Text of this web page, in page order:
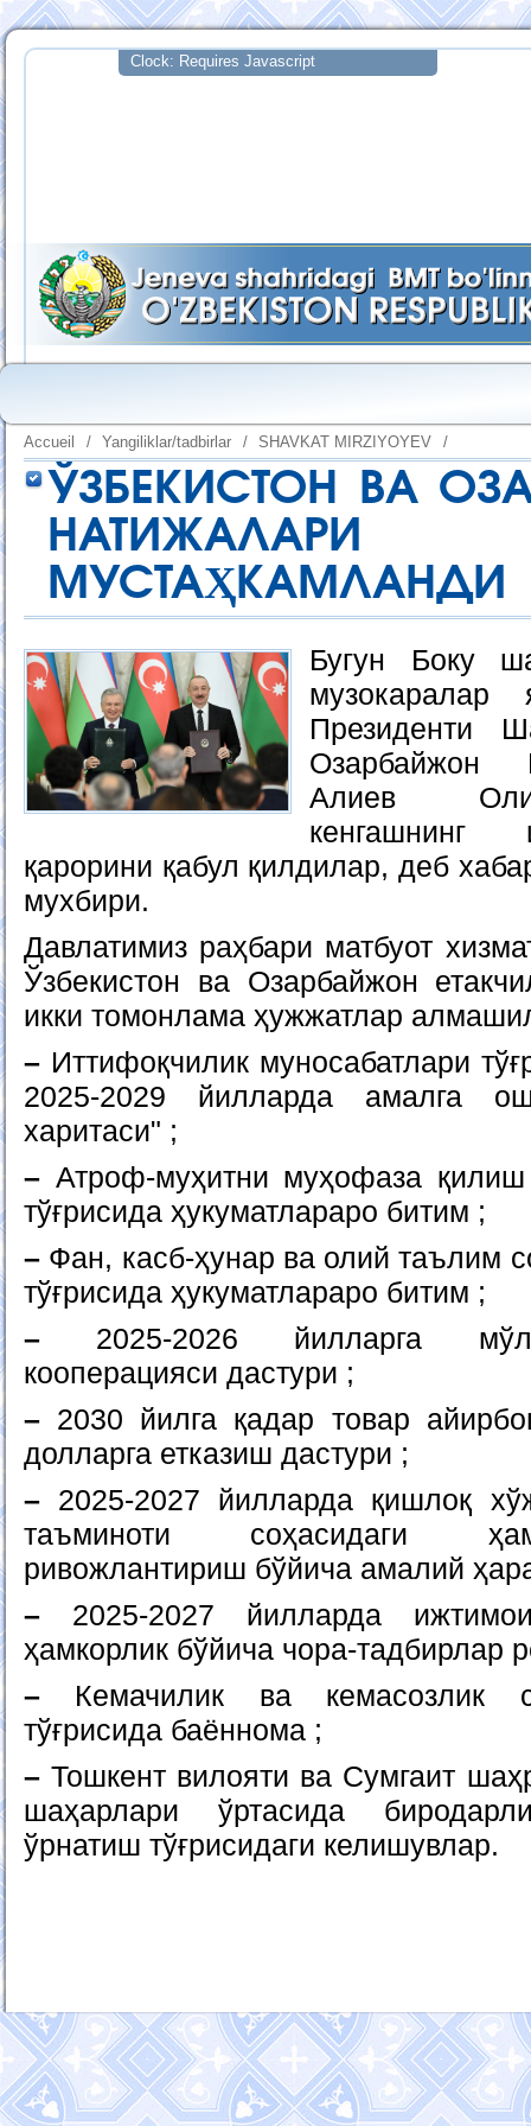
Accueil / Yangiliklar/tadbirlar / SHAVKAT MIRZIYOYEV /
ЎЗБЕКИСТОН ВА
МУСТАҲКАМЛАНДИ
Бугун Боку
музокаралар
Президенти
Озарбайжон
Алиев
кенгашнинг
қарорини қабул қилдилар, деб
мухбири.
Давлатимиз раҳбари матбуот
Ўзбекистон ва Озарбайжон
икки томонлама ҳужжатлар
– Иттифоқчилик муносабатлари
2025-2029 йилларда амалга
харитаси" ;
– Атроф-муҳитни муҳофаза қилиш
тўғрисида ҳукуматлараро битим ;
– Фан, касб-ҳунар ва олий таълим
тўғрисида ҳукуматлараро битим ;
– 2025-2026 йилларга
кооперацияси дастури ;
– 2030 йилга қадар товар
долларга етказиш дастури ;
– 2025-2027 йилларда қишлоқ
таъминоти соҳасидаги
ривожлантириш бўйича амалий
– 2025-2027 йилларда
ҳамкорлик бўйича чора-тадбирлар
– Кемачилик ва кемасозлик
тўғрисида баённома ;
– Тошкент вилояти ва Сумгаит
шаҳарлари ўртасида
ўрнатиш тўғрисидаги келишувлар.